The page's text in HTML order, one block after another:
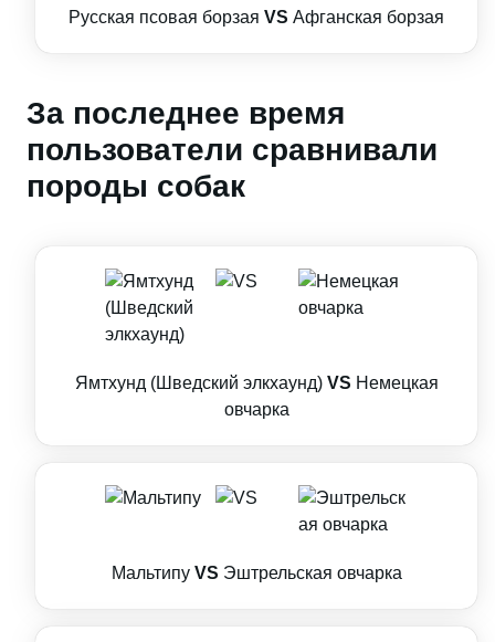
Русская псовая борзая VS Афганская борзая
За последнее время
пользователи сравнивали
породы собак
Ямтхунд (Шведский элкхаунд) VS Немецкая
овчарка
Мальтипу VS Эштрельская овчарка